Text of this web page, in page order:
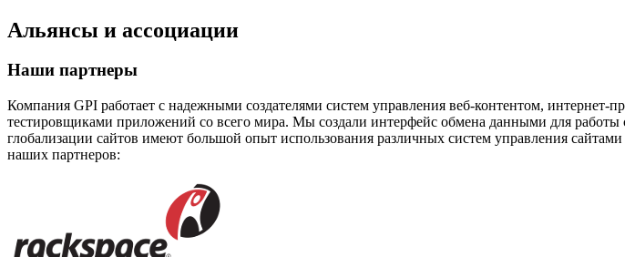
Альянсы и ассоциации
Наши партнеры
Компания GPI работает с надежными создателями систем управления веб-контентом,
тестировщиками приложений со всего мира. Мы создали интерфейс обмена данными для
глобализации сайтов имеют большой опыт использования различных систем управления
наших партнеров: